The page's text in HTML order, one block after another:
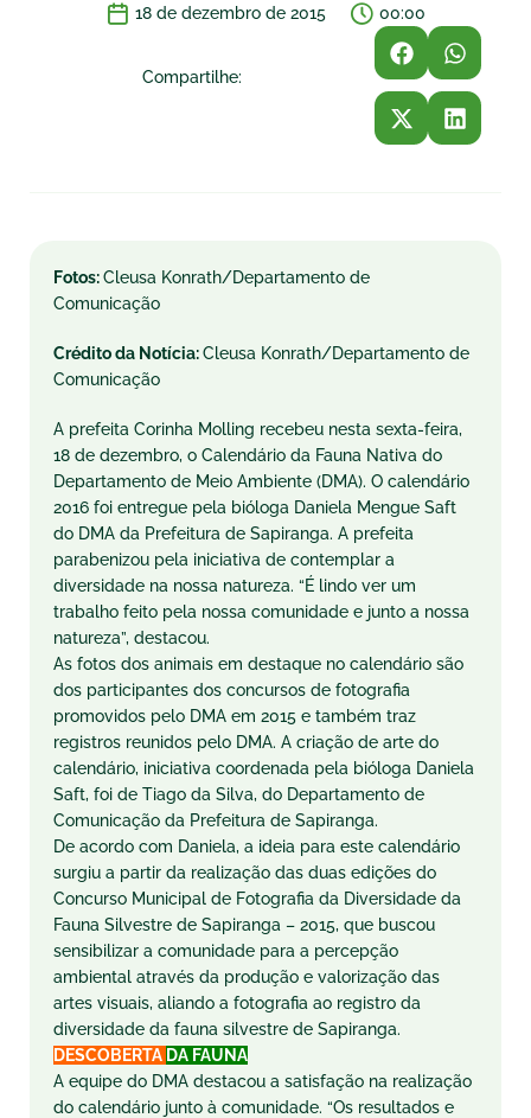
18 de dezembro de 2015
00:00
Compartilhe:
Fotos:Cleusa Konrath/Departamento de
Comunicação
Crédito da Notícia:Cleusa Konrath/Departamento de
Comunicação
A prefeita Corinha Molling recebeu nesta sexta-feira,
18 de dezembro, o Calendário da Fauna Nativa do
Departamento de Meio Ambiente (DMA). O calendário
2016 foi entregue pela bióloga Daniela Mengue Saft
do DMA da Prefeitura de Sapiranga. A prefeita
parabenizou pela iniciativa de contemplar a
diversidade na nossa natureza. “É lindo ver um
trabalho feito pela nossa comunidade e junto a nossa
natureza”, destacou.
As fotos dos animais em destaque no calendário são
dos participantes dos concursos de fotografia
promovidos pelo DMA em 2015 e também traz
registros reunidos pelo DMA. A criação de arte do
calendário, iniciativa coordenada pela bióloga Daniela
Saft, foi de Tiago da Silva, do Departamento de
Comunicação da Prefeitura de Sapiranga.
De acordo com Daniela, a ideia para este calendário
surgiu a partir da realização das duas edições do
Concurso Municipal de Fotografia da Diversidade da
Fauna Silvestre de Sapiranga – 2015, que buscou
sensibilizar a comunidade para a percepção
ambiental através da produção e valorização das
artes visuais, aliando a fotografia ao registro da
diversidade da fauna silvestre de Sapiranga.
DESCOBERTA DA FAUNA
A equipe do DMA destacou a satisfação na realização
do calendário junto à comunidade. “Os resultados e